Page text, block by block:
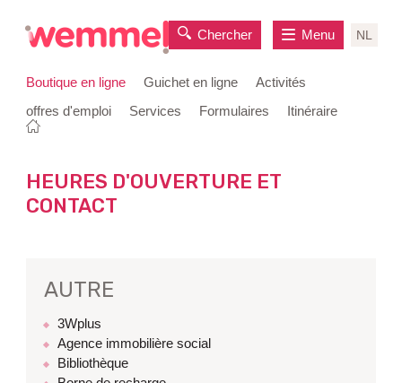
Boutique en ligne Guichet en ligne
Activités
offres d'emploi
Services Formulaires Itinéraire
Chercher NL
Menu
Vous
HEURES D'OUVERTURE ET
CONTACT
AUTRE
3Wplus
Agence immobilière social
Bibliothèque